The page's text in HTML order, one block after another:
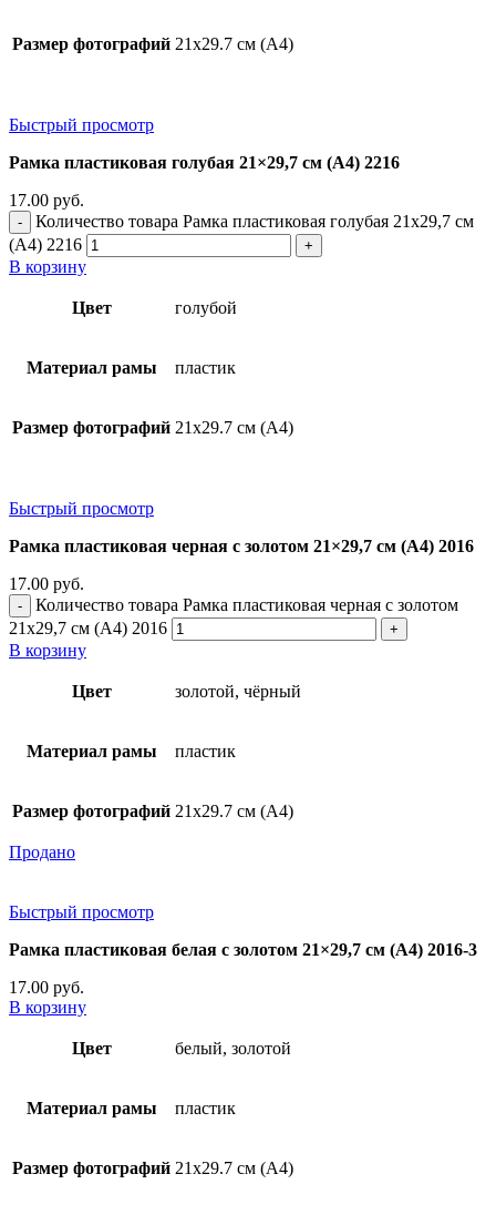
Размер фотографий 21х29.7 см (А4)
Быстрый просмотр
Рамка пластиковая голубая 21×29,7 см (А4) 2216
17.00 руб.
Количество товара Рамка пластиковая голубая 21x29,7 см
(А4) 2216
В корзину
Цвет голубой
Материал рамы пластик
Размер фотографий 21х29.7 см (А4)
Быстрый просмотр
Рамка пластиковая черная с золотом 21×29,7 см (А4) 2016
17.00 руб.
Количество товара Рамка пластиковая черная с золотом
21x29,7 см (А4) 2016
В корзину
Цвет золотой, чёрный
Материал рамы пластик
Размер фотографий 21х29.7 см (А4)
Продано
Быстрый просмотр
Рамка пластиковая белая с золотом 21×29,7 см (А4) 2016-3
17.00 руб.
В корзину
Цвет белый, золотой
Материал рамы пластик
Размер фотографий 21х29.7 см (А4)